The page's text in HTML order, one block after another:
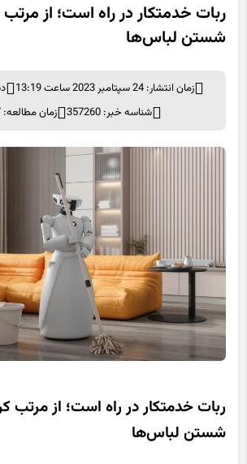
شستن لباس‌ها
شناسه خبر: 357260
زمان مطالعه: 7 دقیقه
شستن لباس‌ها